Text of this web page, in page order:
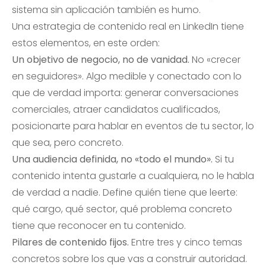
sistema sin aplicación también es humo.
Una estrategia de contenido real en LinkedIn tiene
estos elementos, en este orden:
Un objetivo de negocio, no de vanidad. No «crecer
en seguidores». Algo medible y conectado con lo
que de verdad importa: generar conversaciones
comerciales, atraer candidatos cualificados,
posicionarte para hablar en eventos de tu sector, lo
que sea, pero concreto.
Una audiencia definida, no «todo el mundo». Si tu
contenido intenta gustarle a cualquiera, no le habla
de verdad a nadie. Define quién tiene que leerte:
qué cargo, qué sector, qué problema concreto
tiene que reconocer en tu contenido.
Pilares de contenido fijos. Entre tres y cinco temas
concretos sobre los que vas a construir autoridad.